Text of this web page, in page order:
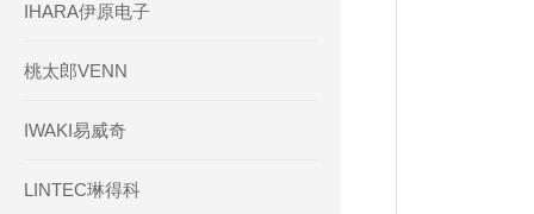
IHARA伊原电子
桃太郎VENN
IWAKI易威奇
LINTEC琳得科